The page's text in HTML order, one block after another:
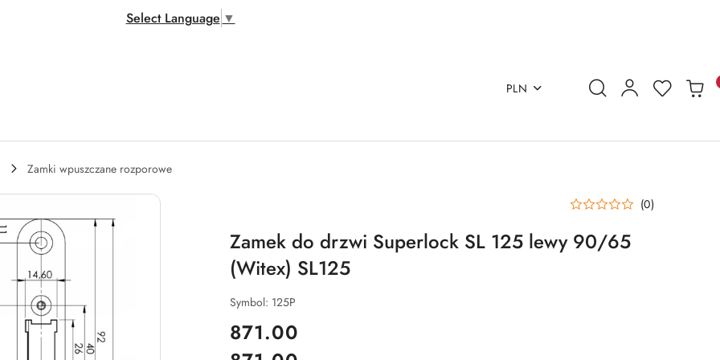
Select Language ▼
PLN
Zamki wpuszczane rozporowe
(0)
Zamek do drzwi Superlock SL 125 lewy 90/65
(Witex) SL125
Symbol: 125P
cena:
871.00